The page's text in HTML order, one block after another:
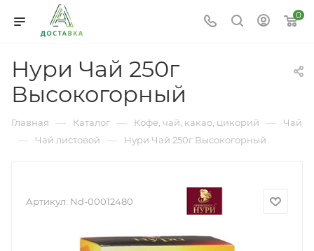
0
Нури Чай 250г
Высокогорный
Главная — Каталог — Кофе, чай, какао, цикорий — Чай
— Чай листовой — Нури Чай 250г Высокогорный
Артикул: Nd-00012480